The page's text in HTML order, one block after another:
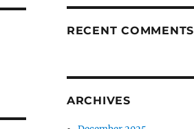
RECENT COMMENTS
ARCHIVES